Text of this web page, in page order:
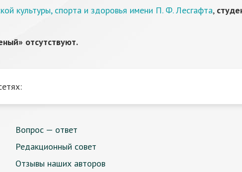
культуры, спорта и здоровья имени П. Ф. Лесгафта,
отсутствуют.
Вопрос — ответ
Редакционный совет
Отзывы наших авторов